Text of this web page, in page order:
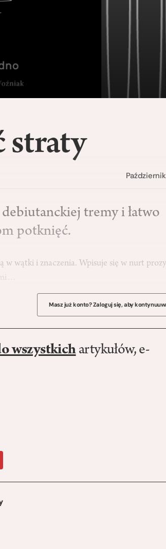
straty
tremy i łatwo
potknięć.
w wątki i znaczenia. Wpisuje się w nurt prozy
Masz już konto? Zaloguj się, aby
wszystkichartykułów, e-